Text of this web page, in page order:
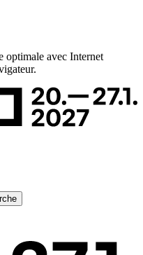
optimale avec Internet